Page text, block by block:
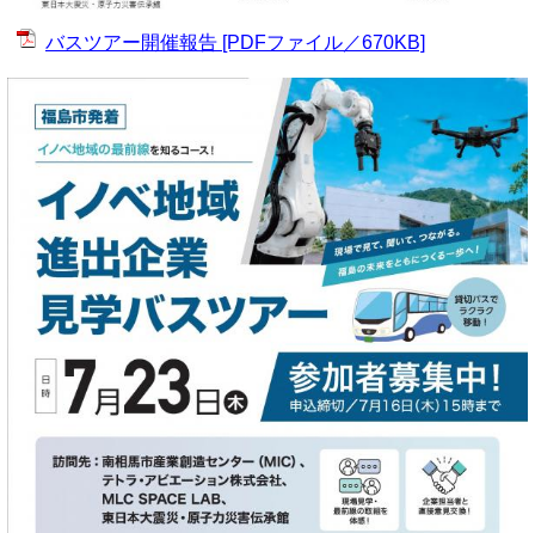
バスツアー開催報告 [PDFファイル／670KB]